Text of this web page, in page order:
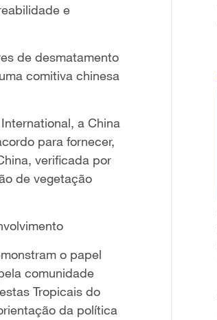
e
de desmatamento
comitiva chinesa
a China
para fornecer,
verificada por
de vegetação
o papel
comunidade
Tropicais do
da política